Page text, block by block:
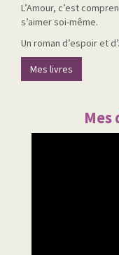
L’Amour, c’est
s’aimer soi-même.
Un roman d’espoir et
Mes livres
Mes